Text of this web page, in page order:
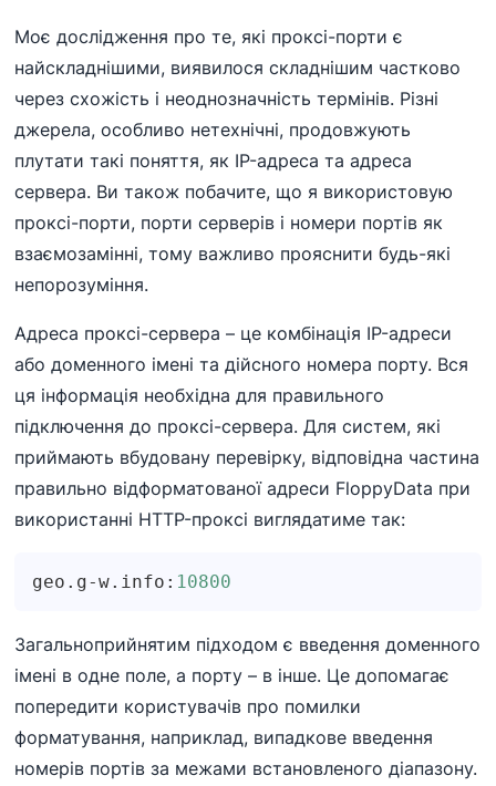
Моє дослідження про те, які проксі-порти є
найскладнішими, виявилося складнішим частково
через схожість і неоднозначність термінів. Різні
джерела, особливо нетехнічні, продовжують
плутати такі поняття, як IP-адреса та адреса
сервера. Ви також побачите, що я використовую
проксі-порти, порти серверів і номери портів як
взаємозамінні, тому важливо прояснити будь-які
непорозуміння.
Адреса проксі-сервера – це комбінація IP-адреси
або доменного імені та дійсного номера порту. Вся
ця інформація необхідна для правильного
підключення до проксі-сервера. Для систем, які
приймають вбудовану перевірку, відповідна частина
правильно відформатованої адреси FloppyData при
використанні HTTP-проксі виглядатиме так:
geo.g-w.info: 10800
Загальноприйнятим підходом є введення доменного
імені в одне поле, а порту – в інше. Це допомагає
попередити користувачів про помилки
форматування, наприклад, випадкове введення
номерів портів за межами встановленого діапазону.